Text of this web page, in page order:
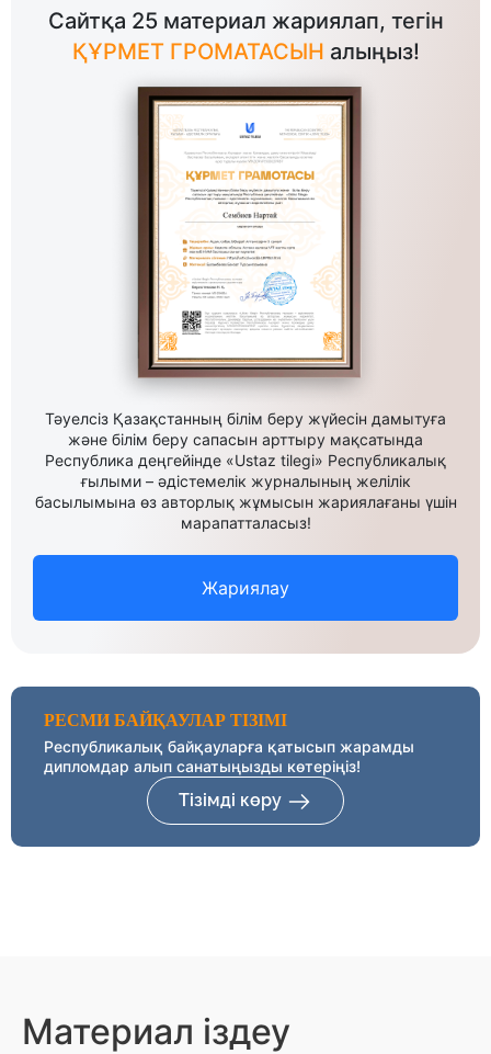
Сайтқа 25 материал жариялап, тегін
ҚҰРМЕТ ГРОМАТАСЫН алыңыз!
Тәуелсіз Қазақстанның білім беру жүйесін дамытуға
және білім беру сапасын арттыру мақсатында
Республика деңгейінде «Ustaz tilegi» Республикалық
ғылыми – әдістемелік журналының желілік
басылымына өз авторлық жұмысын жариялағаны үшін
марапатталасыз!
Жариялау
РЕСМИ БАЙҚАУЛАР ТІЗІМІ
Республикалық байқауларға қатысып жарамды
дипломдар алып санатыңызды көтеріңіз!
Тізімді көру
Материал іздеу